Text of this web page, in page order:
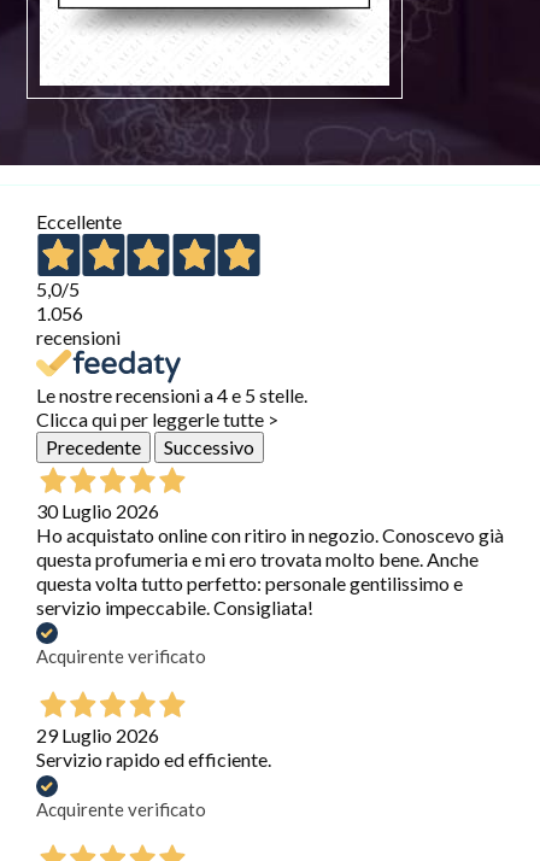
Eccellente
5,0/5
1.056
recensioni
Le nostre recensioni a 4 e 5 stelle.
Clicca qui per leggerle tutte >
Precedente
Successivo
30 Luglio 2026
Ho acquistato online con ritiro in negozio. Conoscevo già
questa profumeria e mi ero trovata molto bene. Anche
questa volta tutto perfetto: personale gentilissimo e
servizio impeccabile. Consigliata!
Acquirente verificato
29 Luglio 2026
Servizio rapido ed efficiente.
Acquirente verificato